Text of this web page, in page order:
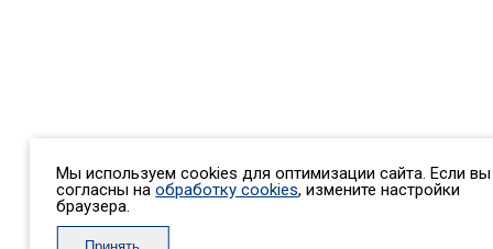
Мы используем cookies для оптимизации сайта. Если
согласны наобработку cookies, измените настройки
браузера.